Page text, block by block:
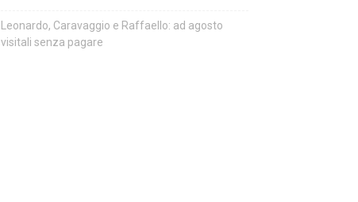
Leonardo, Caravaggio e Raffaello: ad agosto
visitali senza pagare